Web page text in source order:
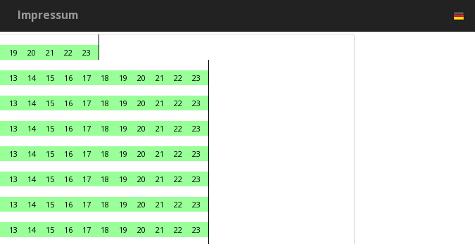
Impressum
19 20 21 22
23
13 14 15 16 17 18 19 20 21 22
23
13 14 15 16 17 18 19 20 21 22
23
13 14 15 16 17 18 19 20 21 22
23
13 14 15 16 17 18 19 20 21 22
23
13 14 15 16 17 18 19 20 21 22
23
13 14 15 16 17 18 19 20 21 22
23
13 14 15 16 17 18 19 20 21 22
23